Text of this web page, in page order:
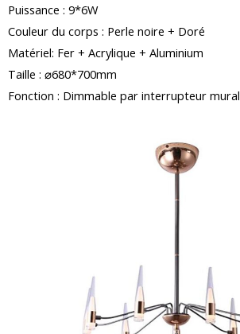
Puissance : 9*6W
Couleur du corps : Perle noire + Doré
Matériel: Fer + Acrylique + Aluminium
Taille : ⌀680*700mm
Fonction : Dimmable par interrupteur mural